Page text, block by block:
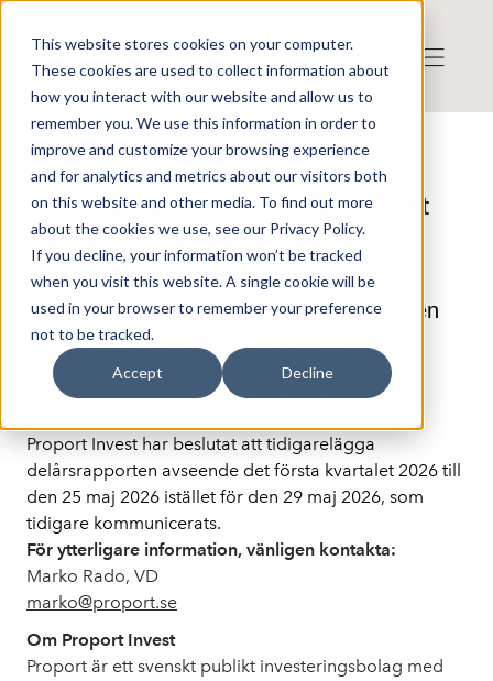
This website stores cookies on your computer.
These cookies are used to collect information about
how you interact with our website and allow us to
remember you. We use this information in order to
improve and customize your browsing experience
and for analytics and metrics about our visitors both
on this website and other media. To find out more
about the cookies we use, see our Privacy Policy.
If you decline, your information won’t be tracked
when you visit this website. A single cookie will be
used in your browser to remember your preference
not to be tracked.
Accept Decline
Press release from Companies
Published: 2026-05-25 14:52:22
Proport Invest AB: Proport Invest
tidigarelägger delårsrapport
Proport Invest tidigarelägger publiceringen
av bolagets delårsrapport för det första
kvartalet 2026. Rapporten kommer att
offentliggöras idag den 25 maj 2026.
Proport Invest har beslutat att tidigarelägga
delårsrapporten avseende det första kvartalet 2026 till
den 25 maj 2026 istället för den 29 maj 2026, som
tidigare kommunicerats.
För ytterligare information, vänligen kontakta:
Marko Rado, VD
marko@proport.se
Om Proport Invest
Proport är ett svenskt publikt investeringsbolag med